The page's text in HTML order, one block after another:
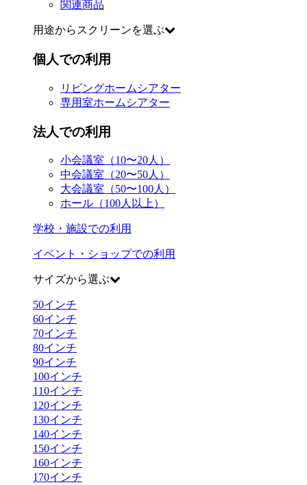
関連商品
用途からスクリーンを選ぶ
個人での利用
リビングホームシアター
専用室ホームシアター
法人での利用
小会議室（10〜20人）
中会議室（20〜50人）
大会議室（50〜100人）
ホール（100人以上）
学校・施設での利用
イベント・ショップでの利用
サイズから選ぶ
50インチ
60インチ
70インチ
80インチ
90インチ
100インチ
110インチ
120インチ
130インチ
140インチ
150インチ
160インチ
170インチ